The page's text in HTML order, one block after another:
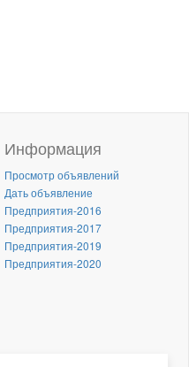
Информация
Просмотр объявлений
Дать объявление
Предприятия-2016
Предприятия-2017
Предприятия-2019
Предприятия-2020